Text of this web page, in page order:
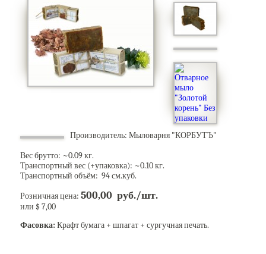
Производитель: Мыловарня "КОРБУТЪ"
Вес брутто: ~0.09кг.
Транспортный вес (+упаковка): ~0.10кг.
Транспортный объём: 94 см.куб.
Розничная цена: 500,00 руб./шт.
или $ 7,00
Фасовка: Крафт бумага + шпагат + сургучная печать.